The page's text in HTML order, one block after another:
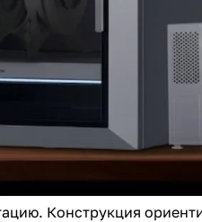
Конструкция